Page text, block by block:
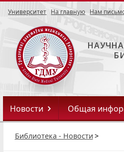
Университет На главную Нам
Новости Общая
Библиотека - Новости >